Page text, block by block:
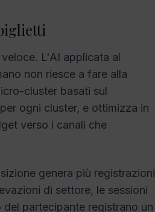
L'AI applicata al
non riesce a fare alla
cluster basati sul
ogni cluster, e ottimizza in
verso i canali che
genera più registrazioni
di settore, le sessioni
partecipante registrano un